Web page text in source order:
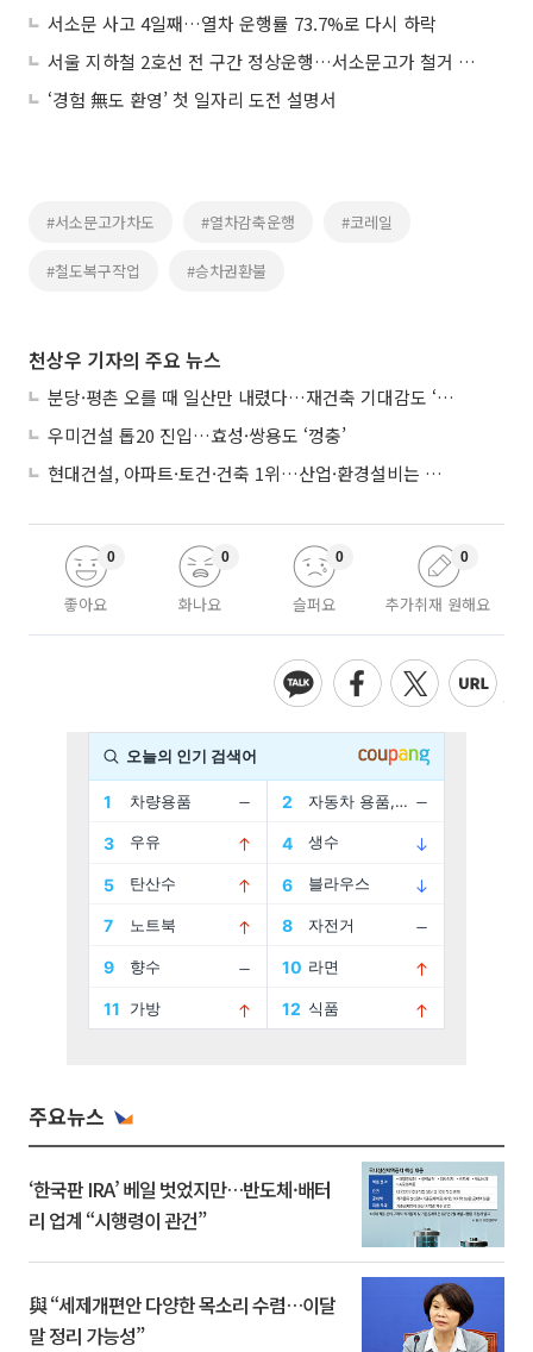
서소문 사고 4일째…열차 운행률 73.7%로 다시 하락
서울 지하철 2호선 전 구간 정상운행…서소문고가 철거 안전 점검 완료
‘경험 無도 환영’ 첫 일자리 도전 설명서
#서소문고가차도 #열차감축운행 #코레일
#철도복구작업 #승차권환불
천상우 기자의 주요 뉴스
분당·평촌 오를 때 일산만 내렸다…재건축 기대감도 ‘무색’
우미건설 톱20 진입…효성·쌍용도 ‘껑충’
현대건설, 아파트·토건·건축 1위…산업·환경설비는 삼성E&A
좋아요
0
화나요
0
슬퍼요
0
추가취재 원해요
0
주요뉴스
‘한국판 IRA’ 베일 벗었지만…반도체·배터
리 업계 “시행령이 관건”
與 “세제개편안 다양한 목소리 수렴…이달
말 정리 가능성”